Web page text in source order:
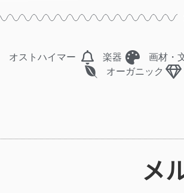
オストハイマー 楽器 画材・
オーガニック
メ